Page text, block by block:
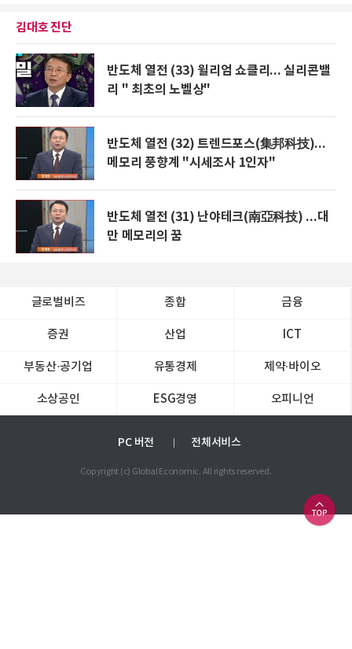
김대호 진단
반도체 열전 (33) 윌리엄 쇼클리... 실리콘밸
리 " 최초의 노벨상"
반도체 열전 (32) 트렌드포스(集邦科技)...
메모리 풍향계 "시세조사 1인자"
반도체 열전 (31) 난야테크(南亞科技) ...대
만 메모리의 꿈
글로벌비즈 종합 금융
증권 산업 ICT
부동산·공기업 유통경제 제약∙바이오
소상공인 ESG경영 오피니언
PC 버전 전체서비스
Copyright (c) Global Economic. All rights reserved.